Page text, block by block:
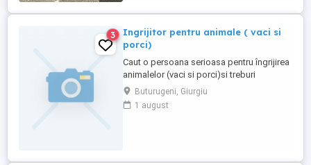
- ...
3
Ingrijitor pentru animale ( vaci si
porci)
Caut o persoana serioasa pentru îngrijirea
animalelor (vaci si porci)si treburi
gospodărești. Ofer cazare si mancare
gratuite si un salariu negociabil. Pentru
mai multe detalii, va rog, contactați-ne.
Buturugeni, Giurgiu
1 august